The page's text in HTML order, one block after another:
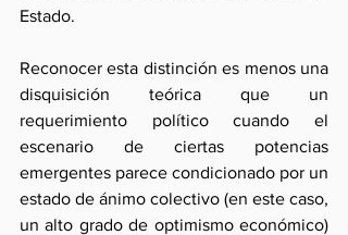
Estado.
Reconocer esta distinción es menos una
disquisición teórica que un
requerimiento político cuando el
escenario de ciertas potencias
emergentes parece condicionado por un
estado de ánimo colectivo (en este caso,
un alto grado de optimismo económico)